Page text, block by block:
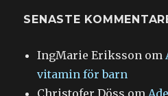
SENASTE
IngMarie Eriksson om
vitamin för barn